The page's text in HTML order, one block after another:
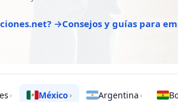
→Consejos y guías para
› México › Argentina ›